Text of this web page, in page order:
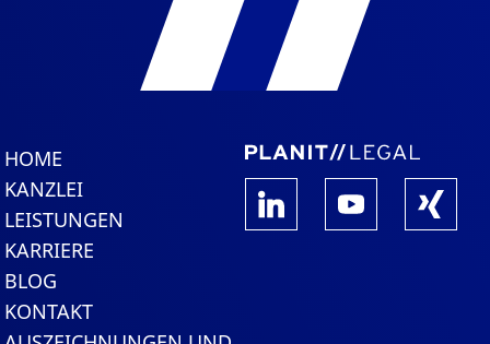
HOME
KANZLEI
LEISTUNGEN
KARRIERE
BLOG
KONTAKT